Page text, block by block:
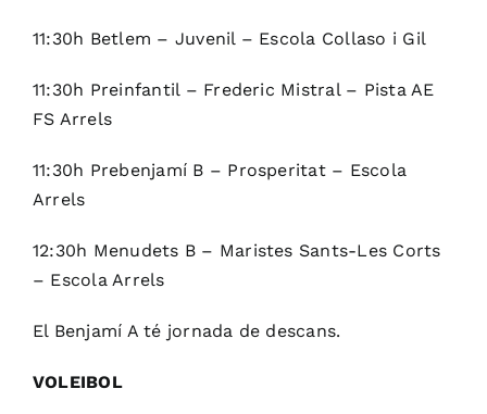
11:30h Betlem – Juvenil – Escola Collaso i Gil
11:30h Preinfantil – Frederic Mistral – Pista AE
FS Arrels
11:30h Prebenjamí B – Prosperitat – Escola
Arrels
12:30h Menudets B – Maristes Sants-Les Corts
– Escola Arrels
El Benjamí A té jornada de descans.
VOLEIBOL